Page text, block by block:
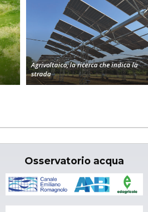
Agrivoltaico, la ricerca che indica la
strada
Osservatorio acqua